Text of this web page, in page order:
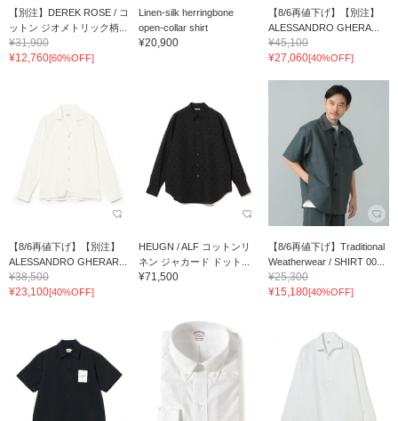
【別注】DEREK ROSE / コ
ットン ジオメトリック柄...
¥31,900
¥12,760[60%OFF]
Linen-silk herringbone
open-collar shirt
¥20,900
【8/6再値下げ】【別注】
ALESSANDRO GHERA...
¥45,100
¥27,060[40%OFF]
【8/6再値下げ】【別注】
ALESSANDRO GHERAR...
¥38,500
¥23,100[40%OFF]
HEUGN / ALF コットンリ
ネン ジャカード ドット...
¥71,500
【8/6再値下げ】Traditional
Weatherwear / SHIRT 00...
¥25,300
¥15,180[40%OFF]